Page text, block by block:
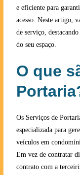
e eficiente para
acesso. Neste artigo,
de serviço,
do seu espaço.
O que
Os Serviços de
especializada para
veículos em
Em vez de contratar
contrato com a